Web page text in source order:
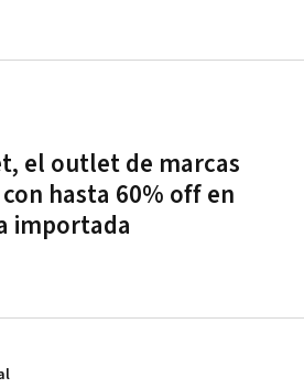
el outlet de marcas
hasta 60% off en
importada